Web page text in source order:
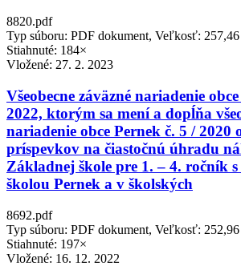
8820.pdf
Typ súboru: PDF dokument, Veľkosť:
Stiahnuté: 184×
Vložené: 27. 2. 2023
Všeobecne záväzné nariadenie
2022, ktorým sa mení a dopĺňa
nariadenie obce Pernek č. 5 / 2020
príspevkov na čiastočnú úhradu
Základnej škole pre 1. – 4. ročník
školou Pernek a v školských
8692.pdf
Typ súboru: PDF dokument, Veľkosť:
Stiahnuté: 197×
Vložené: 16. 12. 2022